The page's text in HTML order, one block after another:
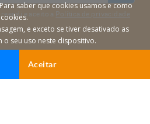
Email
os direitos reservados.
e aceito a Política de privacidade
saber que cookies usamos e como
e exceto se tiver desativado as
o seu uso neste dispositivo.
Aceitar